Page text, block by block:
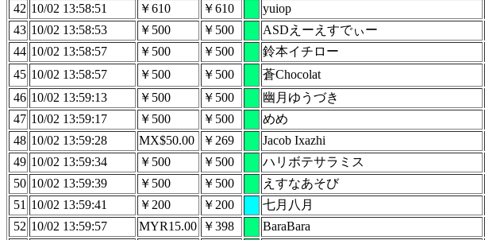
42 10/02 13:58:51 ￥610 ￥610 yuiop
43 10/02 13:58:53 ￥500 ￥500 ASDえーえすでぃー
44 10/02 13:58:57 ￥500 ￥500 鈴本イチロー
45 10/02 13:58:57 ￥500 ￥500 蒼Chocolat
46 10/02 13:59:13 ￥500 ￥500 幽月ゆうづき
47 10/02 13:59:17 ￥500 ￥500 めめ
48 10/02 13:59:28 MX$50.00 ￥269 Jacob Ixazhi
49 10/02 13:59:34 ￥500 ￥500 ハリボテサラミス
50 10/02 13:59:39 ￥500 ￥500 えすなあそび
51 10/02 13:59:41 ￥200 ￥200 七月八月
52 10/02 13:59:57 MYR15.00 ￥398 BaraBara